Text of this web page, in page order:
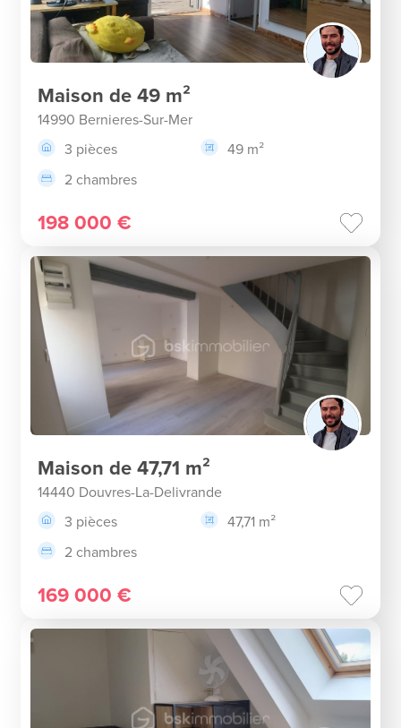
Maison de 49 m²
14990 Bernieres-Sur-Mer
3 pièces
49 m²
2 chambres
198 000 €
Maison de 47,71 m²
14440 Douvres-La-Delivrande
3 pièces
47,71 m²
2 chambres
169 000 €